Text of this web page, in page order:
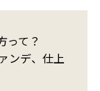
って？
ンデ、仕上